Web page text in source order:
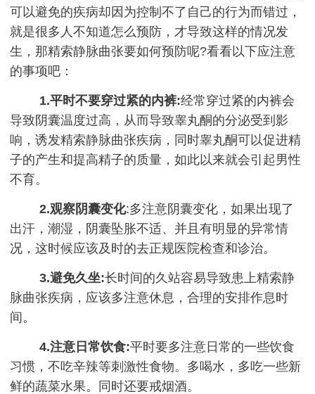
可以避免的疾病却因为控制不了自己的行为而错过，
就是很多人不知道怎么预防，才导致这样的情况发
生，那精索静脉曲张要如何预防呢?看看以下应注意
的事项吧：
1.平时不要穿过紧的内裤:经常穿过紧的内裤会
导致阴囊温度过高，从而导致睾丸酮的分泌受到影
响，诱发精索静脉曲张疾病，同时睾丸酮可以促进精
子的产生和提高精子的质量，如此以来就会引起男性
不育。
2.观察阴囊变化:多注意阴囊变化，如果出现了
出汗，潮湿，阴囊坠胀不适、并且有明显的异常情
况，这时候应该及时的去正规医院检查和诊治。
3.避免久坐:长时间的久站容易导致患上精索静
脉曲张疾病，应该多注意休息，合理的安排作息时
间。
4.注意日常饮食:平时要多注意日常的一些饮食
习惯，不吃辛辣等刺激性食物。多喝水，多吃一些新
鲜的蔬菜水果。同时还要戒烟酒。